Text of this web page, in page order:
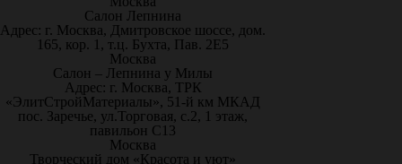
Салон Лепнина
Адрес: г. Москва, Дмитровское шоссе, дом.
165, кор. 1, т.ц. Бухта, Пав. 2Е5
Москва
Салон – Лепнина у Милы
Адрес: г. Москва, ТРК
«ЭлитСтройМатериалы», 51-й км МКАД
пос. Заречье, ул.Торговая, с.2, 1 этаж,
павильон С13
Москва
Творческий дом «Красота и уют»